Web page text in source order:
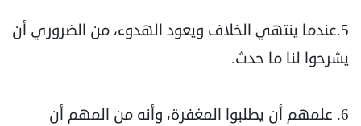
5.عندما ينتهي الخلاف ويعود الهدوء، من الضروري أن
يشرحوا لنا ما حدث.
6. علمهم أن يطلبوا المغفرة، وأنه من المهم أن